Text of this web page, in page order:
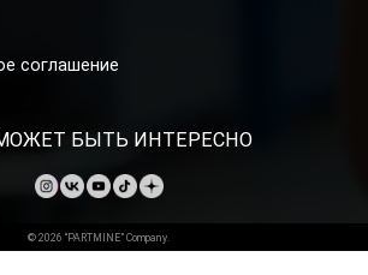
соглашение
БЫТЬ ИНТЕРЕСНО
© 2026 “PARTMINE” Company.